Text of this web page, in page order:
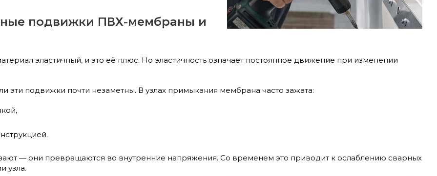
подвижки ПВХ-мембраны и
эластичный, и это её плюс. Но эластичность означает постоянное движение при изменении
эти подвижки почти незаметны. В узлах примыкания мембрана часто зажата:
— они превращаются во внутренние напряжения. Со временем это приводит к ослаблению сварных
узла.